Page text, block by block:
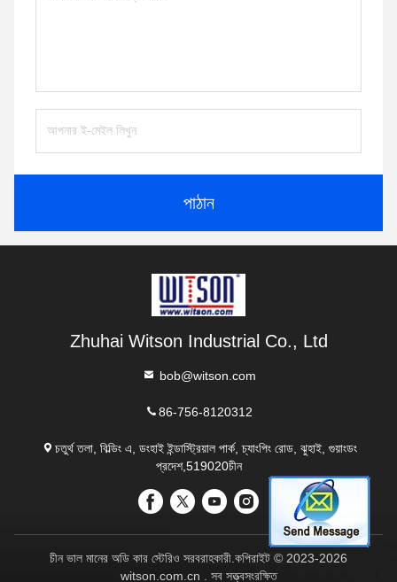
পাঠান
Zhuhai Witson Industrial Co., Ltd
bob@witson.com
86-756-8120312
চতুর্থ তলা, বিল্ডিং এ, ডংহাই ইন্ডাস্ট্রিয়াল পার্ক, চ্যাংপিং রোড, ঝুহাই, গুয়াংডং
প্রদেশ,519020চীন
চীন ভাল মানের অডি কার স্টেরিও সরবরাহকারী.কপিরাইট © 2023-2026
witson.com.cn . সব সত্ত্বসংরক্ষিত